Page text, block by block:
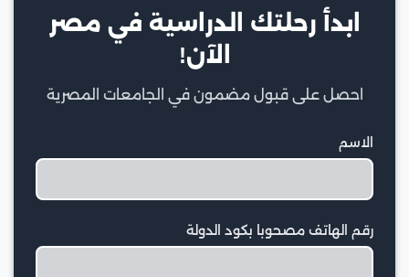
ابدأ رحلتك الدراسية في مصر
الآن!
احصل على قبول مضمون في الجامعات المصرية
الاسم
رقم الهاتف مصحوبا بكود الدولة